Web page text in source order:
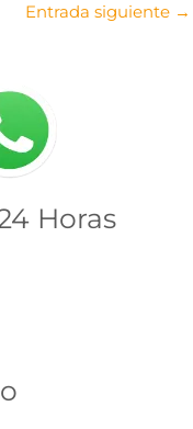
Entrada siguiente →
Horas